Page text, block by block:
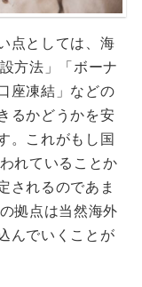
点としては、海
方法」「ボーナ
座凍結」などの
るかどうかを安
。これがもし国
れていることか
されるのであま
拠点は当然海外
んでいくことが